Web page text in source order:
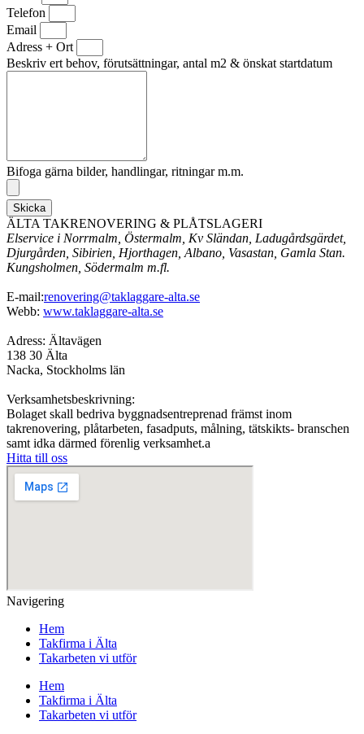
Telefon
Email
Adress + Ort
Beskriv ert behov, förutsättningar, antal m2 & önskat startdatum
Bifoga gärna bilder, handlingar, ritningar m.m.
Skicka
ÄLTA TAKRENOVERING & PLÅTSLAGERI
Elservice i Norrmalm, Östermalm, Kv Sländan, Ladugårdsgärdet,
Djurgården, Sibirien, Hjorthagen, Albano, Vasastan, Gamla Stan.
Kungsholmen, Södermalm m.fl.
E-mail:renovering@taklaggare-alta.se
Webb: www.taklaggare-alta.se
Adress: Ältavägen
138 30 Älta
Nacka, Stockholms län
Verksamhetsbeskrivning:
Bolaget skall bedriva byggnadsentreprenad främst inom
takrenovering, plåtarbeten, fasadputs, målning, tätskikts- branschen
samt idka därmed förenlig verksamhet.a
Hitta till oss
Navigering
Hem
Takfirma i Älta
Takarbeten vi utför
Hem
Takfirma i Älta
Takarbeten vi utför